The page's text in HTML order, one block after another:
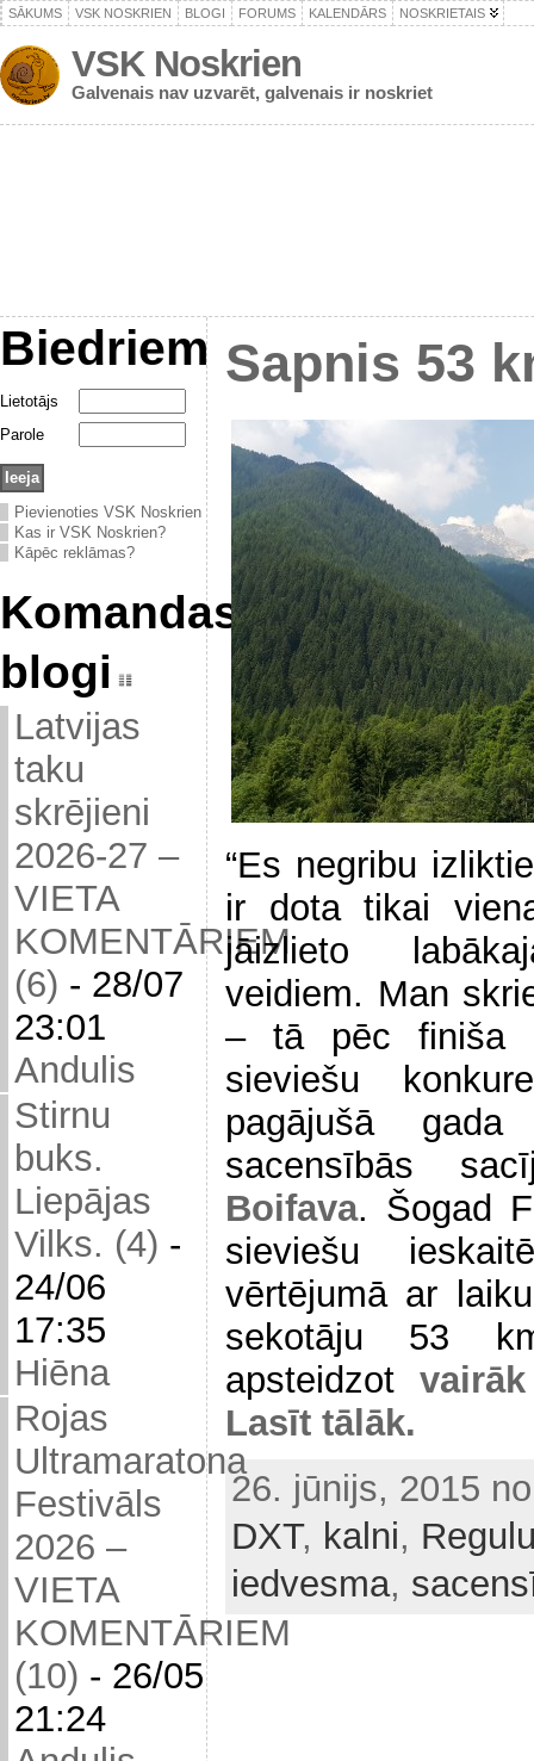
SĀKUMS VSK NOSKRIEN BLOGI FORUMS KALENDĀRS NOSKRIETAIS
VSK Noskrien
Galvenais nav uzvarēt, galvenais ir noskriet
Biedriem
Lietotājs
Parole
Pievienoties VSK Noskrien
Kas ir VSK Noskrien?
Kāpēc reklāmas?
Komandas
blogi
Latvijas
taku
skrējieni
2026-27 –
VIETA
KOMENTĀRIEM
(6) - 28/07
23:01
Andulis
Stirnu
buks.
Liepājas
Vilks. (4) -
24/06
17:35
Hiēna
Rojas
Ultramaratona
Festivāls
2026 –
VIETA
KOMENTĀRIEM
(10) - 26/05
21:24
Sapnis 53
“Es negribu
ir dota tikai
jāizlieto
veidiem. Man
– tā pēc finiša
sieviešu
pagājušā
sacensībās
Boifava. Šogad
sieviešu
vērtējumā ar
sekotāju 53
apsteidzot
Lasīt tālāk.
26. jūnijs, 2015
DXT, kalni,
iedvesma,